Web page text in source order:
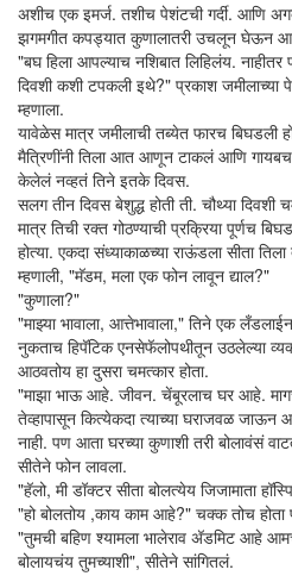
अशीच एक इमर्ज. तशीच पेशंटची गर्दी. आणि
झगमगीत कपड्यात कुणालातरी उचलून घेऊन
"बघ हिला आपल्याच नशिबात लिहिलंय.
दिवशी कशी टपकली इथे?" प्रकाश जमीलाच्या
म्हणाला.
यावेळेस मात्र जमीलाची तब्येत फारच बिघडली
मैत्रिणींनी तिला आत आणून टाकलं आणि
केलेलं नव्हतं तिने इतके दिवस.
सलग तीन दिवस बेशुद्ध होती ती. चौथ्या दिवशी
मात्र तिची रक्त गोठण्याची प्रक्रिया पूर्णच
होत्या. एकदा संध्याकाळच्या राऊंडला सीता
म्हणाली, "मॅडम, मला एक फोन लावून द्याल?"
"कुणाला?"
"माझ्या भावाला, आत्तेभावाला," तिने एक
नुकताच हिपॅटिक एनसेफॅलोपथीतून उठलेल्या
आठवतोय हा दुसरा चमत्कार होता.
"माझा भाऊ आहे. जीवन. चेंबूरलाच घर आहे.
तेव्हापासून कित्येकदा त्याच्या घराजवळ
नाही. पण आता घरच्या कुणाशी तरी बोलावंसं
सीतेने फोन लावला.
"हॅलो, मी डॉक्टर सीता बोलत्येय जिजामाता
"हो बोलतोय ,काय काम आहे?" चक्क तोच होता
"तुमची बहिण श्यामला भालेराव अ‍ॅडमिट आहे
बोलायचंय तुमच्याशी", सीतेने सांगितलं.